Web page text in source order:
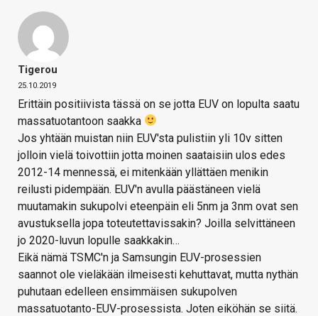
Tigerou
25.10.2019
Erittäin positiivista tässä on se jotta EUV on lopulta saatu
massatuotantoon saakka
Jos yhtään muistan niin EUV'sta pulistiin yli 10v sitten
jolloin vielä toivottiin jotta moinen saataisiin ulos edes
2012-14 mennessä, ei mitenkään yllättäen menikin
reilusti pidempään. EUV'n avulla päästäneen vielä
muutamakin sukupolvi eteenpäin eli 5nm ja 3nm ovat sen
avustuksella jopa toteutettavissakin? Joilla selvittäneen
jo 2020-luvun lopulle saakkakin…
Eikä nämä TSMC'n ja Samsungin EUV-prosessien
saannot ole vieläkään ilmeisesti kehuttavat, mutta nythän
puhutaan edelleen ensimmäisen sukupolven
massatuotanto-EUV-prosessista. Joten eiköhän se siitä.